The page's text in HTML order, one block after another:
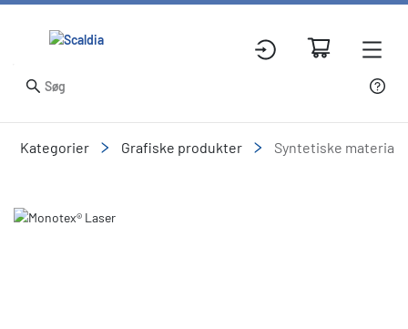
Kategorier Grafiske produkter Syntetiske
Slide 1 of 1